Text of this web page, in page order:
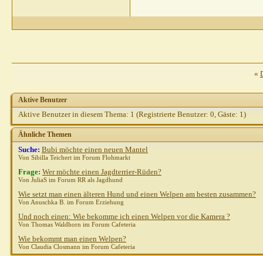
«
Aktive Benutzer
Aktive Benutzer in diesem Thema: 1 (Registrierte Benutzer: 0, Gäste: 1)
Ähnliche Themen
Suche: Bubi möchte einen neuen Mantel
Von Sibilla Teichert im Forum Flohmarkt
Frage: Wer möchte einen Jagdterrier-Rüden?
Von JuliaS im Forum RR als Jagdhund
Wie setzt man einen älteren Hund und einen Welpen am besten zusammen?
Von Anuschka B. im Forum Erziehung
Und noch einen: Wie bekomme ich einen Welpen vor die Kamera ?
Von Thomas Waldhorn im Forum Cafeteria
Wie bekommt man einen Welpen?
Von Claudia Closmann im Forum Cafeteria